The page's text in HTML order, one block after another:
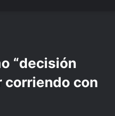
“decisión
corriendo con